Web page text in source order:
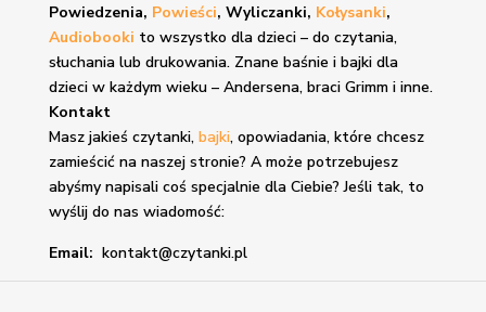
Powiedzenia, Powieści, Wyliczanki, Kołysanki,
Audiobooki to wszystko dla dzieci – do czytania,
słuchania lub drukowania. Znane baśnie i bajkidla
dzieci w każdym wieku – Andersena, braci Grimm i inne.
Kontakt
Masz jakieś czytanki, bajki, opowiadania, które chcesz
zamieścić na naszej stronie? A może potrzebujesz
abyśmy napisali coś specjalnie dla Ciebie? Jeśli tak, to
wyślij do nas wiadomość:
Email: kontakt@czytanki.pl